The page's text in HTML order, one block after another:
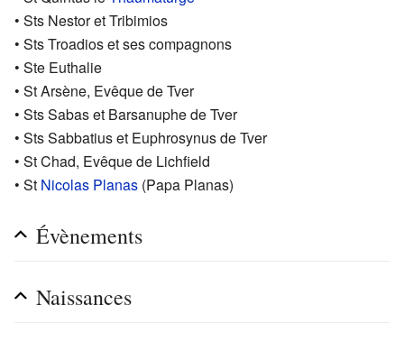
• Sts Nestor et Tribimios
• Sts Troadios et ses compagnons
• Ste Euthalie
• St Arsène, Evêque de Tver
• Sts Sabas et Barsanuphe de Tver
• Sts Sabbatius et Euphrosynus de Tver
• St Chad, Evêque de Lichfield
• St Nicolas Planas (Papa Planas)
Évènements
Naissances